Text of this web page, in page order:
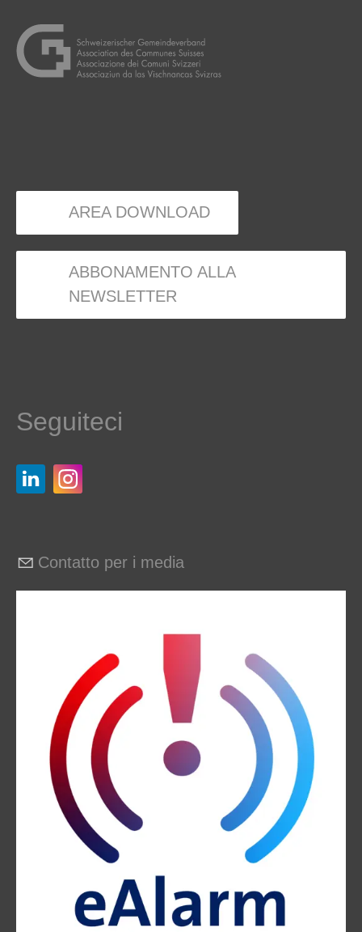
AREA DOWNLOAD
ABBONAMENTO ALLA
NEWSLETTER
Seguiteci
Contatto per i media